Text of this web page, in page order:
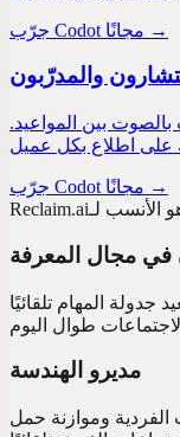
جرّب Codot مجانًا →
والمدرّبون
بين المواعيد.
جرّب Codot مجانًا →
Reclaim.aiالأنسب لـ
في مجال المعرفة
المهام تلقائيًا
مديرو الهندسة
الفردية وموازنة حمل